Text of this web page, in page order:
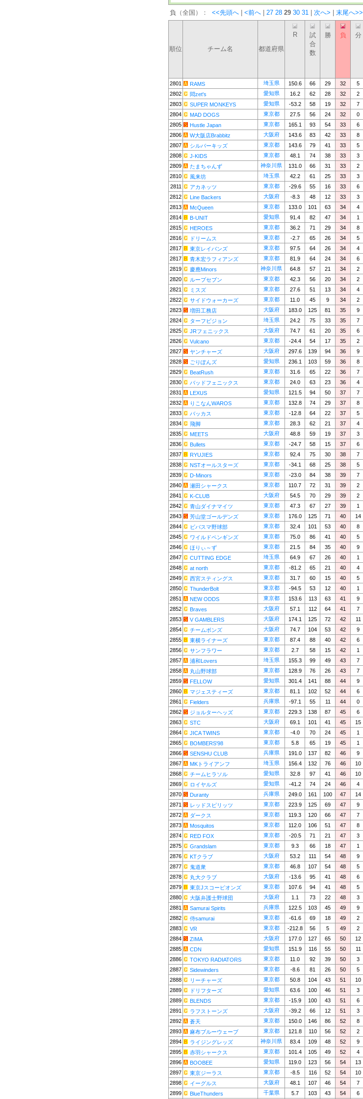
負（全国）： <<先頭へ <前へ 27 28 29 30 31 次へ> 末尾へ>>
順位 チーム名 都道府県
R
試
合
数
勝 負 分
2801 RAMS 埼玉県 150.6 66 29 32 5
2802
悶zet's 愛知県 16.2 62 28 32 2
2803
SUPER MONKEYS 愛知県 -53.2 58 19 32 7
2804
MAD DOGS 東京都 27.5 56 24 32 0
2805
Hustle Japan 東京都 165.1 93 54 33 6
2806
W大阪店Brabbitz 大阪府 143.6 83 42 33 8
2807
シルバーキッズ 東京都 143.6 79 41 33 5
2808
J-KIDS 東京都 48.1 74 38 33 3
2809
たまちゃんず 神奈川県 131.0 66 31 33 2
2810
風来坊 埼玉県 42.2 61 25 33 3
2811
アカネッツ 東京都 -29.6 55 16 33 6
2812
Line Backers 大阪府 -8.3 48 12 33 3
2813
McQueen 東京都 133.0 101 63 34 4
2814
B-UNIT 愛知県 91.4 82 47 34 1
2815
HEROES 東京都 36.2 71 29 34 8
2816
ドリームス 東京都 -2.7 65 26 34 5
2817
東京レイバンズ 東京都 97.5 64 26 34 4
2817
青木宏ラフィアンズ 東京都 81.9 64 24 34 6
2819
慶應Minors 神奈川県 64.8 57 21 34 2
2820
ループセブン 東京都 42.3 56 20 34 2
2821
ミスズ 東京都 27.6 51 13 34 4
2822
サイドウォーカーズ 東京都 11.0 45 9 34 2
2823
増田工務店 大阪府 183.0 125 81 35 9
2824
ターフビジョン 埼玉県 24.2 75 33 35 7
2825
JRフェニックス 大阪府 74.7 61 20 35 6
2826
Vulcano 東京都 -24.4 54 17 35 2
2827
ヤンチャーズ 大阪府 297.6 139 94 36 9
2828
ごりぽんズ 愛知県 236.1 103 59 36 8
2829
BeatRush 東京都 31.6 65 22 36 7
2830
バッドフェニックス 東京都 24.0 63 23 36 4
2831
LEXUS 愛知県 121.5 94 50 37 7
2832
りこなんWAROS 東京都 132.8 74 29 37 8
2833
バッカス 東京都 -12.8 64 22 37 5
2834
飛脚 東京都 28.3 62 21 37 4
2835
MEETS 大阪府 48.8 59 19 37 3
2836
Bullets 東京都 -24.7 58 15 37 6
2837
RYUJIES 東京都 92.4 75 30 38 7
2838
NSTオールスターズ 東京都 -34.1 68 25 38 5
2839
D-Minors 東京都 -23.0 84 38 39 7
2840
瀬田シャークス 東京都 110.7 72 31 39 2
2841
K-CLUB 大阪府 54.5 70 29 39 2
2842
青山ダイナマイツ 東京都 47.3 67 27 39 1
2843
芳山堂ゴールデンズ 東京都 176.0 125 71 40 14
2844
ビバスマ野球部 東京都 32.4 101 53 40 8
2845
ワイルドペンギンズ 東京都 75.0 86 41 40 5
2846
ほりぃ～ず 東京都 21.5 84 35 40 9
2847
CUTTING EDGE 埼玉県 64.9 67 26 40 1
2848
at north 東京都 -81.2 65 21 40 4
2849
西宮スティングス 東京都 31.7 60 15 40 5
2850
ThunderBolt 東京都 -94.5 53 12 40 1
2851
NEW ODDS 東京都 153.6 113 63 41 9
2852
Braves 大阪府 57.1 112 64 41 7
2853
V GAMBLERS 大阪府 174.1 125 72 42 11
2854
チームボンズ 大阪府 74.7 104 53 42 9
2855
東横ライナーズ 東京都 87.4 88 40 42 6
2856
サンフラワー 東京都 2.7 58 15 42 1
2857
浦和Lovers 埼玉県 155.3 99 49 43 7
2858
丸山野球部 東京都 128.9 76 26 43 7
2859
FELLOW 愛知県 301.4 141 88 44 9
2860
マジェスティーズ 東京都 81.1 102 52 44 6
2861
Fielders 兵庫県 -97.1 55 11 44 0
2862
ジョルターヘッズ 東京都 229.3 138 87 45 6
2863
STC 大阪府 69.1 101 41 45 15
2864
JICA TWINS 東京都 -4.0 70 24 45 1
2865
BOMBERS'98 東京都 5.8 65 19 45 1
2866
SENSHU CLUB 兵庫県 191.0 137 82 46 9
2867
MKトライアンフ 埼玉県 156.4 132 76 46 10
2868
チームヒラソル 愛知県 32.8 97 41 46 10
2869
ロイヤルズ 愛知県 -41.2 74 24 46 4
2870
Duranty 兵庫県 249.0 161 100 47 14
2871
レッドスピリッツ 東京都 223.9 125 69 47 9
2872
ダークス 東京都 119.3 120 66 47 7
2873
Mosquitos 東京都 112.0 106 51 47 8
2874
RED FOX 東京都 -20.5 71 21 47 3
2875
Grandslam 東京都 9.3 66 18 47 1
2876
KTクラブ 大阪府 53.2 111 54 48 9
2877
鬼道衆 東京都 46.8 107 54 48 5
2878
丸大クラブ 大阪府 -13.6 95 41 48 6
2879
東京Jスコーピオンズ 東京都 107.6 94 41 48 5
2880
大阪弁護士野球団 大阪府 1.1 73 22 48 3
2881
Samurai Spirits 兵庫県 122.5 103 45 49 9
2882
侍samurai 東京都 -61.6 69 18 49 2
2883
VR 東京都 -212.8 56 5 49 2
2884
ZIMA 大阪府 177.0 127 65 50 12
2885
CDN 愛知県 151.9 116 55 50 11
2886
TOKYO RADIATORS 東京都 11.0 92 39 50 3
2887
Sidewinders 東京都 -8.6 81 26 50 5
2888
リーチャーズ 東京都 50.8 104 43 51 10
2889
ドリフターズ 愛知県 63.6 100 46 51 3
2889
BLENDS 東京都 -15.9 100 43 51 6
2891
ラフストーンズ 大阪府 -39.2 66 12 51 3
2892
蒼天 東京都 150.0 146 86 52 8
2893
麻布ブルーウェーブ 東京都 121.8 110 56 52 2
2894
ライジングレッズ 神奈川県 83.4 109 48 52 9
2895
赤羽シャークス 東京都 101.4 105 49 52 4
2896
BOOBEE 愛知県 119.0 123 56 54 13
2897
東京ジーラス 東京都 -8.5 116 52 54 10
2898
イーグルス 大阪府 48.1 107 46 54 7
2899
BlueThunders 千葉県 5.7 103 43 54 6